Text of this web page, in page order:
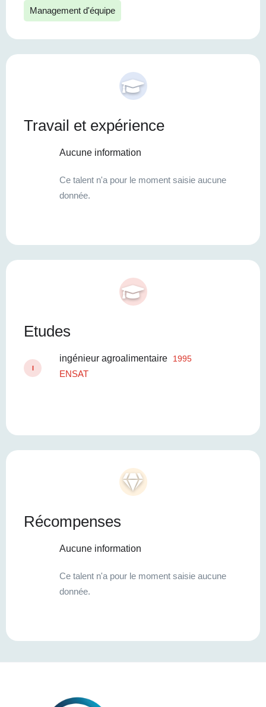
Management d'équipe
Travail et expérience
Aucune information
Ce talent n'a pour le moment saisie aucune
donnée.
Etudes
I
ingénieur agroalimentaire 1995
ENSAT
Récompenses
Aucune information
Ce talent n'a pour le moment saisie aucune
donnée.